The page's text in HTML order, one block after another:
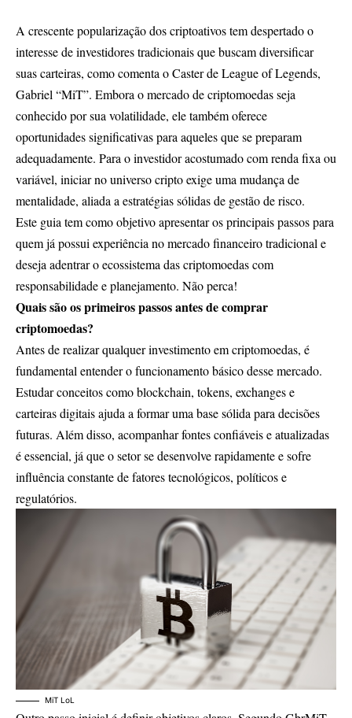
A crescente popularização dos criptoativos tem despertado o
interesse de investidores tradicionais que buscam diversificar
suas carteiras, como comenta o Caster de League of Legends,
Gabriel “MiT”. Embora o mercado de criptomoedas seja
conhecido por sua volatilidade, ele também oferece
oportunidades significativas para aqueles que se preparam
adequadamente. Para o investidor acostumado com renda fixa ou
variável, iniciar no universo cripto exige uma mudança de
mentalidade, aliada a estratégias sólidas de gestão de risco.
Este guia tem como objetivo apresentar os principais passos para
quem já possui experiência no mercado financeiro tradicional e
deseja adentrar o ecossistema das criptomoedas com
responsabilidade e planejamento. Não perca!
Quais são os primeiros passos antes de comprar
criptomoedas?
Antes de realizar qualquer investimento em criptomoedas, é
fundamental entender o funcionamento básico desse mercado.
Estudar conceitos como blockchain, tokens, exchanges e
carteiras digitais ajuda a formar uma base sólida para decisões
futuras. Além disso, acompanhar fontes confiáveis e atualizadas
é essencial, já que o setor se desenvolve rapidamente e sofre
influência constante de fatores tecnológicos, políticos e
regulatórios.
MiT LoL